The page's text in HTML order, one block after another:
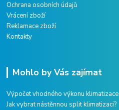
Ochrana osobních údajů
Vrácení zboží
Reklamace zboží
Kontakty
Mohlo by Vás zajímat
Výpočet vhodného výkonu klimatizace
Jak vybrat nástěnnou split klimatizaci?